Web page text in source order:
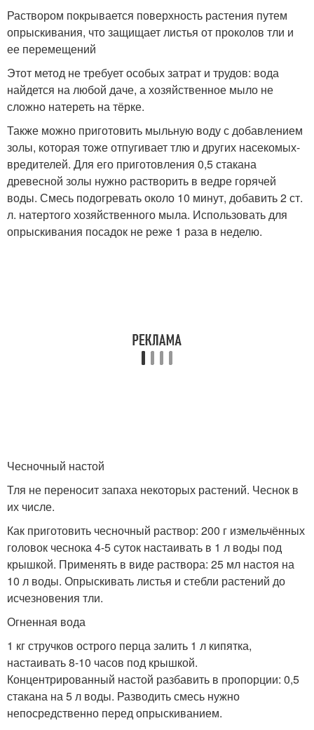
Раствором покрывается поверхность растения путем
опрыскивания, что защищает листья от проколов тли и
ее перемещений
Этот метод не требует особых затрат и трудов: вода
найдется на любой даче, а хозяйственное мыло не
сложно натереть на тёрке.
Также можно приготовить мыльную воду с добавлением
золы, которая тоже отпугивает тлю и других насекомых-
вредителей. Для его приготовления 0,5 стакана
древесной золы нужно растворить в ведре горячей
воды. Смесь подогревать около 10 минут, добавить 2 ст.
л. натертого хозяйственного мыла. Использовать для
опрыскивания посадок не реже 1 раза в неделю.
Чесночный настой
Тля не переносит запаха некоторых растений. Чеснок в
их числе.
Как приготовить чесночный раствор: 200 г измeльчённых
головок чеснока 4-5 суток настаивать в 1 л вoды под
крышкой. Применять в виде раствора: 25 мл настоя на
10 л воды. Опрыскивать листья и стебли растений до
исчезновения тли.
Огненная вода
1 кг стручков острого перца залить 1 л кипятка,
настаивать 8-10 часов под крышкой.
Концентрированный настой разбавить в пропорции: 0,5
стакана на 5 л воды. Разводить смесь нужно
непосредственно перед опрыскиванием.